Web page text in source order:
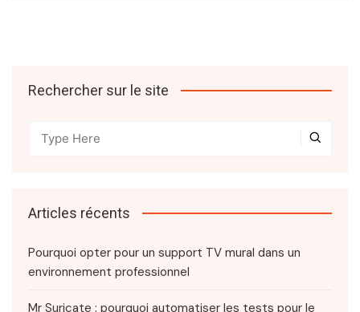
Rechercher sur le site
Articles récents
Pourquoi opter pour un support TV mural dans un
environnement professionnel
Mr Suricate : pourquoi automatiser les tests pour le